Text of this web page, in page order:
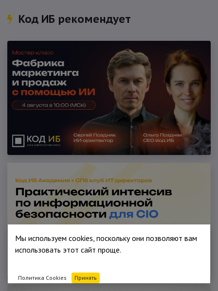
Код ИБ рекомендует
Мы используем cookies, поскольку они позволяют вам
использовать этот сайт проще.
Политика Cookies Принять